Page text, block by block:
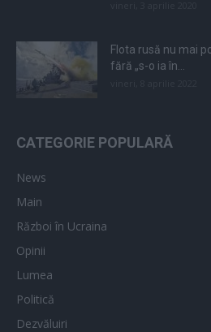
Flota rusă nu mai
fără „s-o ia în...
CATEGORIE POPULARĂ
News
Main
Război în Ucraina
Opinii
Lumea
Politică
Dezvăluiri